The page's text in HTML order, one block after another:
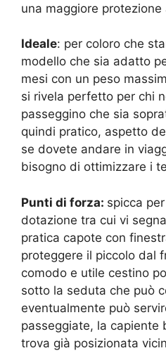
una maggiore protezione
Ideale: per coloro che
modello che sia adatto
mesi con un peso
si rivela perfetto per chi
passeggino che sia
quindi pratico, aspetto
se dovete andare in
bisogno di ottimizzare i
Punti di forza: spicca
dotazione tra cui vi
pratica capote con
proteggere il piccolo dal
comodo e utile cestino
sotto la seduta che può
eventualmente può
passeggiate, la capiente
trova già posizionata